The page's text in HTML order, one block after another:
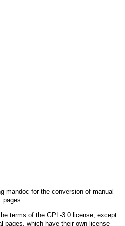
mandoc for the conversion of manual
pages.
terms of the GPL-3.0license, except
pages, which have their own license